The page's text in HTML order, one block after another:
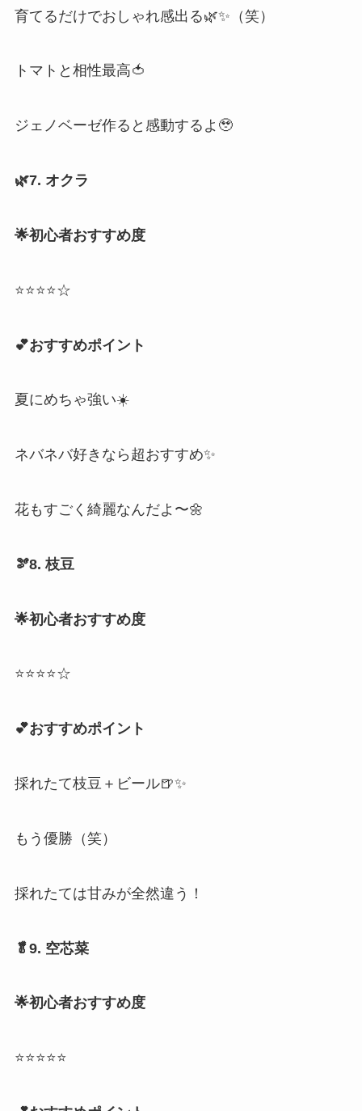
育てるだけでおしゃれ感出る🌿✨（笑）
トマトと相性最高🍅
ジェノベーゼ作ると感動するよ🥹
🌿7. オクラ
🌟初心者おすすめ度
⭐⭐⭐⭐☆
💕おすすめポイント
夏にめちゃ強い☀️
ネバネバ好きなら超おすすめ✨
花もすごく綺麗なんだよ〜🌼
🫘8. 枝豆
🌟初心者おすすめ度
⭐⭐⭐⭐☆
💕おすすめポイント
採れたて枝豆＋ビール🍺✨
もう優勝（笑）
採れたては甘みが全然違う！
🥬9. 空芯菜
🌟初心者おすすめ度
⭐⭐⭐⭐⭐